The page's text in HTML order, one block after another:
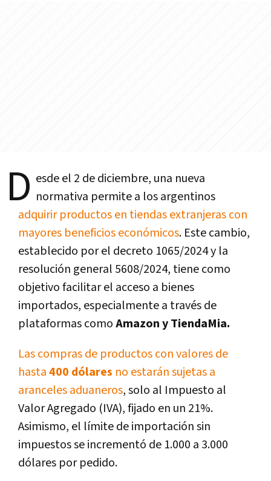
D esde el 2 de diciembre, una nueva
normativa permite a los argentinos
adquirir productos en tiendas extranjeras con
mayores beneficios económicos. Este cambio,
establecido por el decreto 1065/2024 y la
resolución general 5608/2024, tiene como
objetivo facilitar el acceso a bienes
importados, especialmente a través de
plataformas comoAmazon y TiendaMia.
Las compras de productos con valores de
hasta400 dólares no estarán sujetas a
aranceles aduaneros, solo al Impuesto al
Valor Agregado (IVA), fijado en un 21%.
Asimismo, el límite de importación sin
impuestos se incrementó de 1.000 a 3.000
dólares por pedido.